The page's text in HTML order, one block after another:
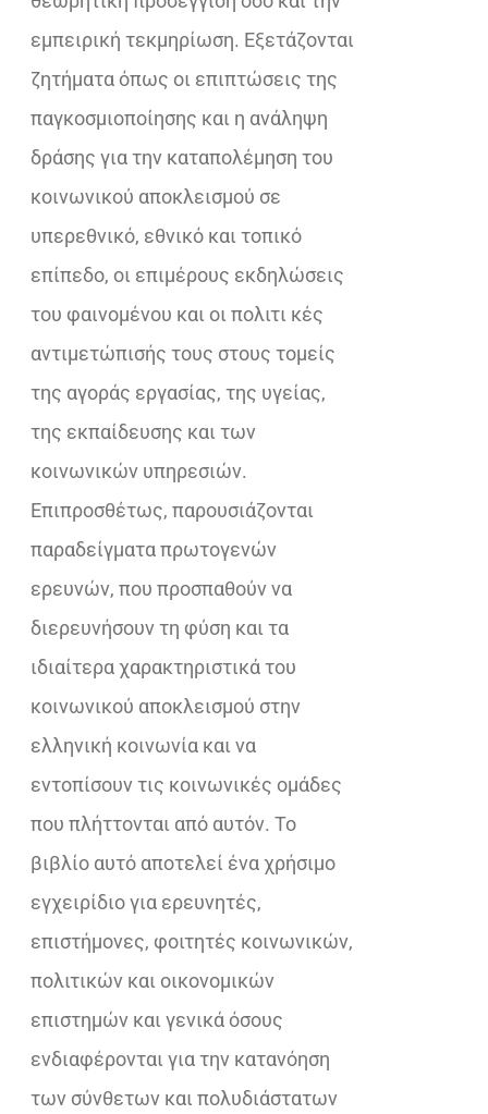
εμπειρική τεκμηρίωση. Εξετάζονται
ζητήματα όπως οι επιπτώσεις της
παγκοσμιοποίησης και η ανάληψη
δράσης για την καταπολέμηση του
κοινωνικού αποκλεισμού σε
υπερεθνικό, εθνικό και τοπικό
επίπεδο, οι επιμέρους εκδηλώσεις
του φαινομένου και οι πολιτι κές
αντιμετώπισής τους στους τομείς
της αγοράς εργασίας, της υγείας,
της εκπαίδευσης και των
κοινωνικών υπηρεσιών.
Επιπροσθέτως, παρουσιάζονται
παραδείγματα πρωτογενών
ερευνών, που προσπαθούν να
διερευνήσουν τη φύση και τα
ιδιαίτερα χαρακτηριστικά του
κοινωνικού αποκλεισμού στην
ελληνική κοινωνία και να
εντοπίσουν τις κοινωνικές ομάδες
που πλήττονται από αυτόν. Το
βιβλίο αυτό αποτελεί ένα χρήσιμο
εγχειρίδιο για ερευνητές,
επιστήμονες, φοιτητές κοινωνικών,
πολιτικών και οικονομικών
επιστημών και γενικά όσους
ενδιαφέρονται για την κατανόηση
των σύνθετων και πολυδιάστατων